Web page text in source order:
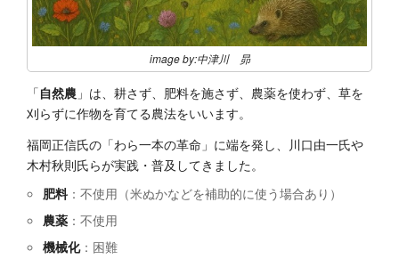
image by:中津川 昴
「自然農 」は、耕さず、肥料を施さず、農薬を使わず、草を
刈らずに作物を育てる農法をいいます。
福岡正信氏の「わら一本の革命」に端を発し、川口由一氏や
木村秋則氏らが実践・普及してきました。
肥料：不使用（米ぬかなどを補助的に使う場合あり）
農薬 ：不使用
機械化：困難